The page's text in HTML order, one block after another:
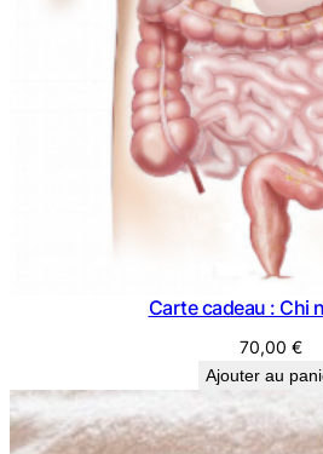
Carte cadeau : Chi
70,00 €
Ajouter au